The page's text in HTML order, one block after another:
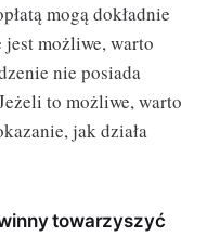
mogą dokładnie
możliwe, warto
nie posiada
to możliwe, warto
jak działa
towarzyszyć